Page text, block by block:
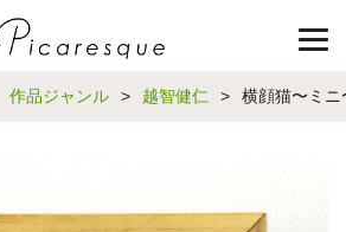
作品ジャンル > 越智健仁 > 横顔猫〜ミニ